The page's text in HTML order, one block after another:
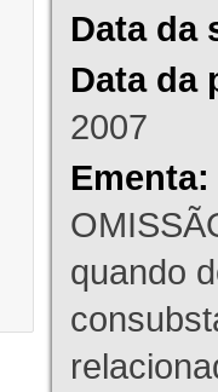
Data da
Data da
2007
Ementa:
quando